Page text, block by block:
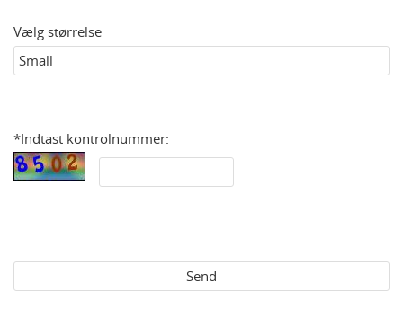
Vælg størrelse
*Indtast kontrolnummer: